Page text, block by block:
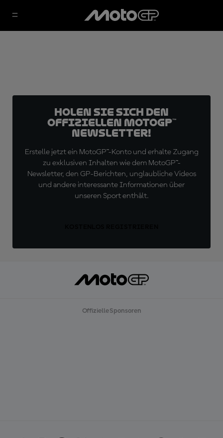
Holen Sie sich den
offiziellen MotoGP™
Newsletter!
Erstelle jetzt ein MotoGP™-Konto und erhalte Zugang
zu exklusiven Inhalten wie dem MotoGP™-
Newsletter, den GP-Berichten, unglaubliche Videos
und andere interessante Informationen über
unseren Sport enthält.
Offizielle Sponsoren